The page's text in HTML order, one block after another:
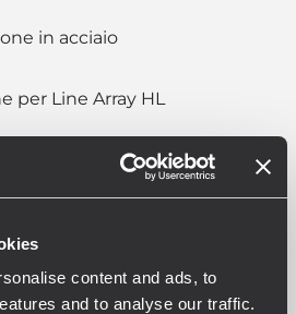
content and ads, to
and to analyse our traffic.
in acciaio
per Line Array HL
ON ORDER